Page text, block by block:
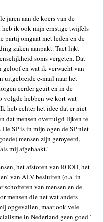
jaren aan de koers van de
ik ook mijn ernstige twijfels
partij omgaat met leden en de
zaken aanpakt. Tact lijkt
soms vergeten. Dat
en wat ik verwacht van
uitgebreide e-mail naar het
eerder geuit en in de
volgde hebben we kort wat
heb echter het idee dat er niet
dat mensen overtuigd lijken te
SP is in mijn ogen de SP niet
mensen zijn geroyeerd,
mij afgehaakt.'
het afstoten van ROOD, het
van ALV besluiten (o.a. in
schofferen van mensen en de
mensen die net wat anders
opgevallen, maar ook vele
in Nederland geen goed.'